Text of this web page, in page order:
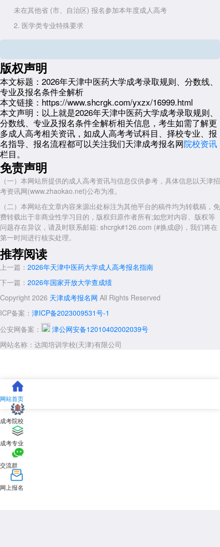
未在其他省 (市、自治区) 报名参加本年度成人高考
2. 医学类专业特殊要求
报考中医学、护理学等医学类专业的考生，除满足基本条件外，还需
中医学专业：需取得相应类别执业助理医师及以上资格证书，或具备
普通中专及以上相应专业学历，或持有乡村医生执业证书并具有中专学历
护理学专业：应当取得省级卫生健康行政部门颁发的执业护士证书，
且就业单位须在天津市范围内
3. 考试科目与录取规则
天津中医药大学成考仅招收专科起点升本科层次
录取时，学校以考生总成绩为依据，遵循平行志愿投档规则，优先录
取第一志愿考生，若计划未完成则依次录取后续志愿考生。总分相同情况
下，医学类专业优先考虑专业基础课成绩，非医学类专业优先考虑大学语
文成绩。
三、2026 年成考报名与录取时间节点
根据天津市教育考试院最新安排，2026 年天津成人高考关键时间节
点如下：
网上报名时间：预计 8 月下旬至 9 月上旬，考生需登录天津市教育
招生考试院官网完成信息填报
现场确认时间：报名后 3-5 天内，考生需携带相关证件到指定地点
进行信息核验
考试时间：10 月 25-26 日(全国统一考试)
成绩公布：11 月中旬，考生可通过官方渠道查询个人成绩
录取工作：11 月下旬至 12 月上旬，分批次进行录取
入学时间：2027 年 3 月，新生需按学校要求办理入学手续
重要提示：2026 年天津成人高考报名入口已开放预约
达闻学习中心作为专业的成人教育服务机构，可为您提供从报名指导、备
考辅导到录取跟踪的一站式服务。请点击进入【
名入口】，填写个人信息即可完成预约，我们将第一时间为您推送最新报
名通知、考试大纲及备考资料，助力您顺利通过考试，实现学历提升目
标。
四、录取后注意事项与学历价值分析
1. 录取后流程
收到录取通知书后，需在规定时间内缴纳学费
按学校要求完成学籍注册，核对个人信息无误后正式入学入学后采用
版权声明
本文标题： 2026年天津中医药大学成考录取规则、分数线、
专业及报名条件全解析
本文链接： https://www.shcrgk.com/yxzx/16999.html
本文声明： 以上就是2026年天津中医药大学成考录取规则、
分数线、专业及报名条件全解析相关信息，考生如需了解更
多成人高考相关资讯，如成人高考考试科目、择校专业、报
名指导、报名流程都可以关注我们天津成考报名网院校资讯
栏目。
免责声明
（一）本网站所提供的成人高考资讯与信息仅供参考，具体信息以天津招
考资讯网(www.zhaokao.net)公布为准。
（二）本网站在文章内容来源出处标注为其他平台的稿件均为转载稿，免
费转载出于非商业性学习目的，版权归原作者所有;如您对内容、版权等
问题存在异议，请及时联系邮箱: shcrgk#126.com (#换成@)，我们将在
第一时间进行核实处理。
推荐阅读
上一篇： 2026年天津中医药大学成人高考报名指南
下一篇： 2026年国家开放大学查成绩
Copyright 2026 天津成考报名网 All Rights Reserved
ICP备案： 津ICP备2023009531号-1
公安网备案：
津公网安备12010402002039号
网站名称：达闻培训学校(天津)有限公司
网站首页
成考院校
成考专业
交流群
网上报名